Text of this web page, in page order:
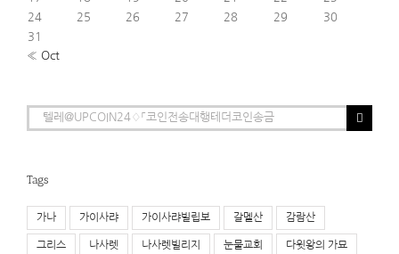
24
25 26 27 28 29
30
31
« Oct
Search
for:
Tags
가나 가이사랴 가이사랴빌립보 갈멜산 감람산
그리스 나사렛 나사렛빌리지 눈물교회 다윗왕의 가묘